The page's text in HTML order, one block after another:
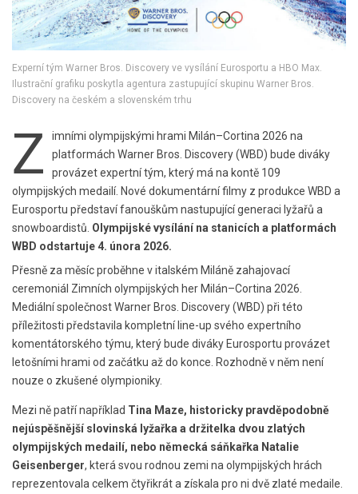
Experní tým Warner Bros. Discovery ve vysílání Eurosportu a HBO Max.
Ilustrační grafiku poskytla agentura zastupující skupinu Warner Bros.
Discovery na českém a slovenském trhu
Z
imními olympijskými hrami Milán–Cortina 2026 na
platformách Warner Bros. Discovery (WBD) bude diváky
provázet expertní tým, který má na kontě 109
olympijských medailí. Nové dokumentární filmy z produkce WBD a
Eurosportu představí fanouškům nastupující generaci lyžařů a
snowboardistů. Olympijské vysílání na stanicích a platformách
WBD odstartuje 4. února 2026.
Přesně za měsíc proběhne v italském Miláně zahajovací
ceremoniál Zimních olympijských her Milán–Cortina 2026.
Mediální společnost Warner Bros. Discovery (WBD) při této
příležitosti představila kompletní line-up svého expertního
komentátorského týmu, který bude diváky Eurosportu provázet
letošními hrami od začátku až do konce. Rozhodně v něm není
nouze o zkušené olympioniky.
Mezi ně patří například Tina Maze, historicky pravděpodobně
nejúspěšnější slovinská lyžařka a držitelka dvou zlatých
olympijských medailí, nebo německá sáňkařka Natalie
Geisenberger, která svou rodnou zemi na olympijských hrách
reprezentovala celkem čtyřikrát a získala pro ni dvě zlaté medaile.